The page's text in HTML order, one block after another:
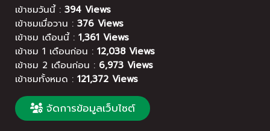
เข้าชมวันนี้ : 394 Views
เข้าชมเมื่อวาน : 376 Views
เข้าชม เดือนนี้ : 1,361 Views
เข้าชม 1 เดือนก่อน : 12,038 Views
เข้าชม 2 เดือนก่อน : 6,973 Views
เข้าชมทั้งหมด : 121,372 Views
จัดการข้อมูลเว็บไซต์